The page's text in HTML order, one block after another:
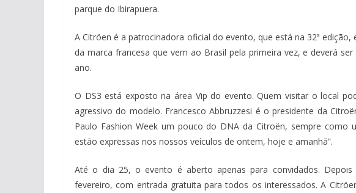
parque do Ibirapuera.
A Citröen é a patrocinadora oficial do evento, que está na 32ª
da marca francesa que vem ao Brasil pela primeira vez, e deverá
ano.
O DS3 está exposto na área Vip do evento. Quem visitar o local
agressivo do modelo. Francesco Abbruzzesi é o presidente da
Paulo Fashion Week um pouco do DNA da Citroën, sempre como
estão expressas nos nossos veículos de ontem, hoje e amanhã”.
Até o dia 25, o evento é aberto apenas para convidados.
fevereiro, com entrada gratuita para todos os interessados. A